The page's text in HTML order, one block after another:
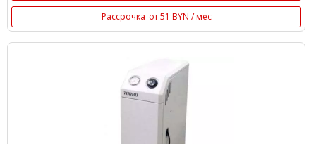
Рассрочка от 51 BYN / мес